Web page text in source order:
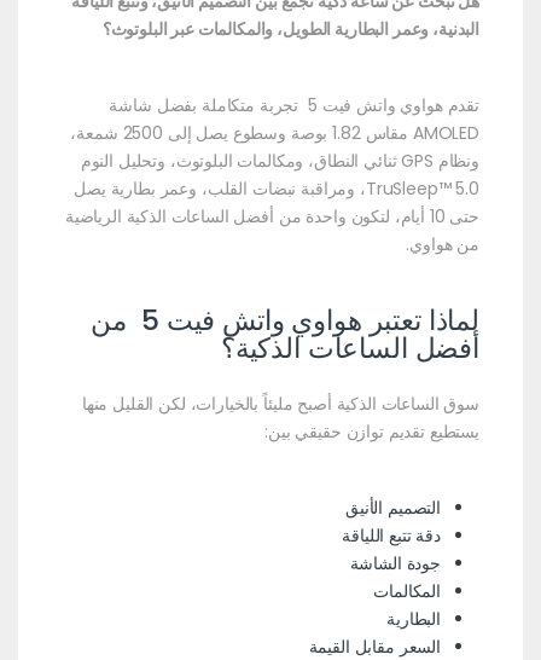
البدنية، وعمر البطارية الطويل، والمكالمات عبر البلوتوث؟
تقدم هواوي واتش فيت 5 تجربة متكاملة بفضل شاشة
AMOLED مقاس 1.82 بوصة وسطوع يصل إلى 2500 شمعة،
ونظام GPS ثنائي النطاق، ومكالمات البلوتوث، وتحليل النوم
TruSleep™ 5.0، ومراقبة نبضات القلب، وعمر بطارية يصل
حتى 10 أيام، لتكون واحدة من أفضل الساعات الذكية الرياضية
من هواوي.
لماذا تعتبر هواوي واتش فيت 5 من
أفضل الساعات الذكية؟
سوق الساعات الذكية أصبح مليئاً بالخيارات، لكن القليل منها
يستطيع تقديم توازن حقيقي بين:
التصميم الأنيق
دقة تتبع اللياقة
جودة الشاشة
المكالمات
البطارية
السعر مقابل القيمة